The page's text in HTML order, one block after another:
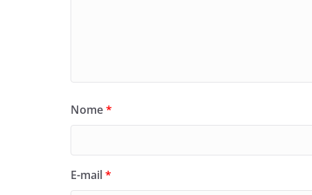
Nome*
E-mail*